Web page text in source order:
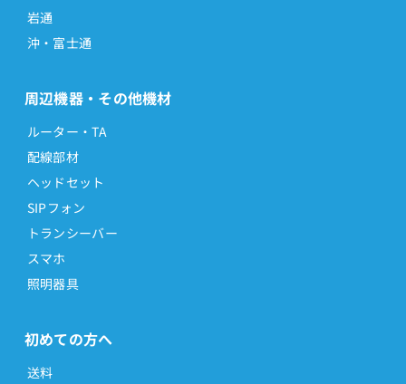
岩通
沖・富士通
周辺機器・その他機材
ルーター・TA
配線部材
ヘッドセット
SIPフォン
トランシーバー
スマホ
照明器具
初めての方へ
送料